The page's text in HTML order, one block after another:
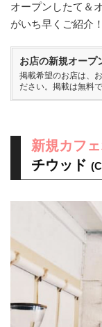
オープンしたて＆
がいち早くご紹介！
お店の新規オープ
掲載希望のお店は、
ださい。掲載は無料で
新規カフ
チウッド